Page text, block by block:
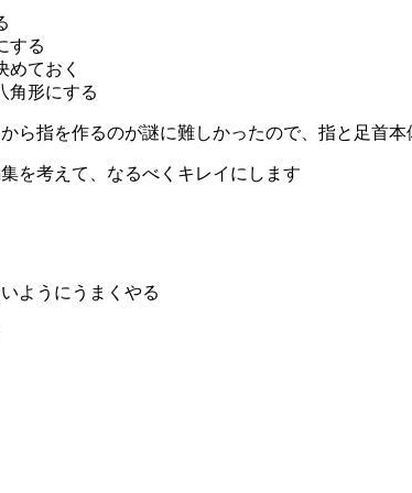
する
めておく
角形にする
ら指を作るのが謎に難しかったので、指と足首
を考えて、なるべくキレイにします
ようにうまくやる